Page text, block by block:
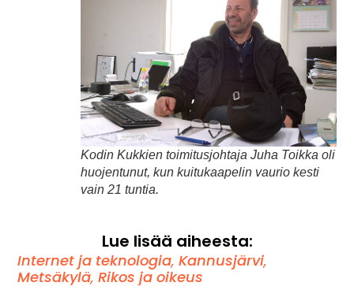
Kodin Kukkien toimitusjohtaja Juha Toikka oli
huojentunut, kun kuitukaapelin vaurio kesti
vain 21 tuntia.
Lue lisää aiheesta:
Internet ja teknologia,Kannusjärvi,
Metsäkylä,Rikos ja oikeus